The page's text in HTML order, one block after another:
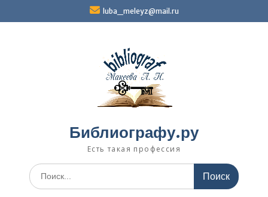
luba_meleyz@mail.ru
Библиографу.ру
Есть такая профессия
Поиск
по: